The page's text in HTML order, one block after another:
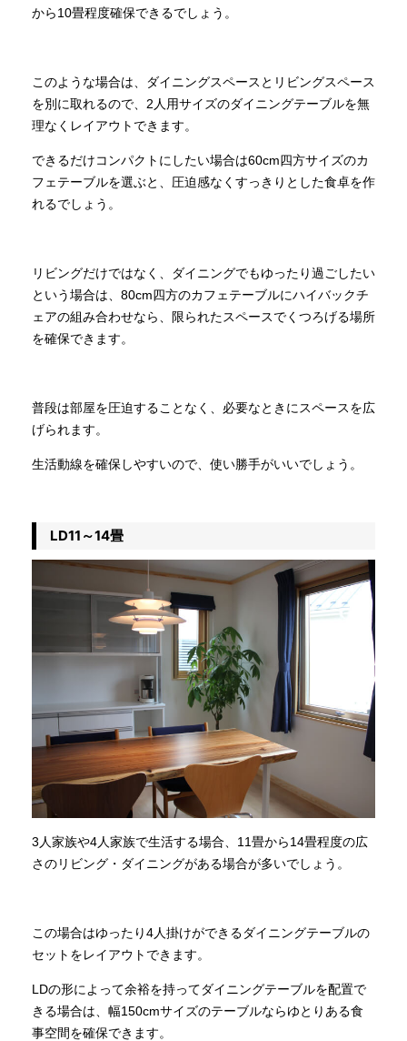
から10畳程度確保できるでしょう。
このような場合は、ダイニングスペースとリビングスペース
を別に取れるので、2人用サイズのダイニングテーブルを無
理なくレイアウトできます。
できるだけコンパクトにしたい場合は60cm四方サイズのカ
フェテーブルを選ぶと、圧迫感なくすっきりとした食卓を作
れるでしょう。
リビングだけではなく、ダイニングでもゆったり過ごしたい
という場合は、80cm四方のカフェテーブルにハイバックチ
ェアの組み合わせなら、限られたスペースでくつろげる場所
を確保できます。
普段は部屋を圧迫することなく、必要なときにスペースを広
げられます。
生活動線を確保しやすいので、使い勝手がいいでしょう。
LD11～14畳
3人家族や4人家族で生活する場合、11畳から14畳程度の広
さのリビング・ダイニングがある場合が多いでしょう。
この場合はゆったり4人掛けができるダイニングテーブルの
セットをレイアウトできます。
LDの形によって余裕を持ってダイニングテーブルを配置で
きる場合は、幅150cmサイズのテーブルならゆとりある食
事空間を確保できます。